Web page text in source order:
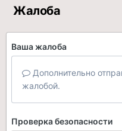
Жалоба
Ваша жалоба
Дополнительно
жалобой.
Проверка безопасности